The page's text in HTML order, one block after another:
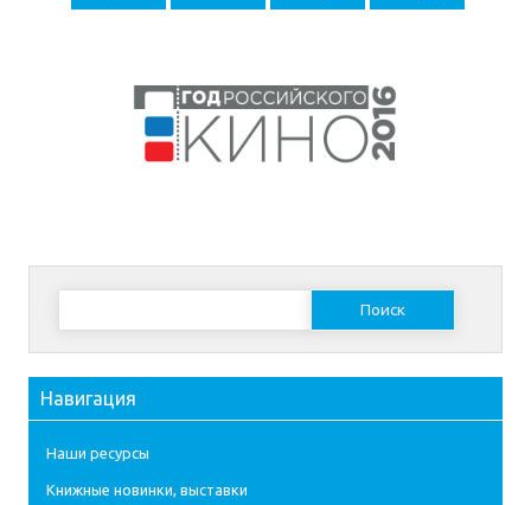
Найти:
Навигация
Наши ресурсы
Книжные новинки, выставки